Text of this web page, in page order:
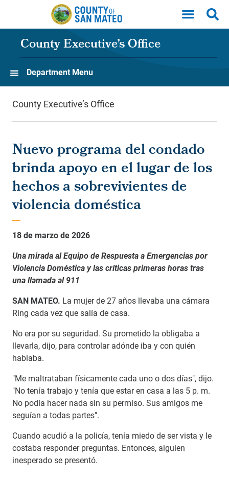
Skip to main content
County Executive’s Office
Department Menu
County Executive’s Office
Nuevo programa del condado
brinda apoyo en el lugar de los
hechos a sobrevivientes de
violencia doméstica
18 de marzo de 2026
Una mirada al Equipo de Respuesta a Emergencias por
Violencia Doméstica y las críticas primeras horas tras
una llamada al 911
SAN MATEO. La mujer de 27 años llevaba una cámara
Ring cada vez que salía de casa.
No era por su seguridad. Su prometido la obligaba a
llevarla, dijo, para controlar adónde iba y con quién
hablaba.
"Me maltrataban físicamente cada uno o dos días", dijo.
"No tenía trabajo y tenía que estar en casa a las 5 p. m.
No podía hacer nada sin su permiso. Sus amigos me
seguían a todas partes".
Cuando acudió a la policía, tenía miedo de ser vista y le
costaba responder preguntas. Entonces, alguien
inesperado se presentó.